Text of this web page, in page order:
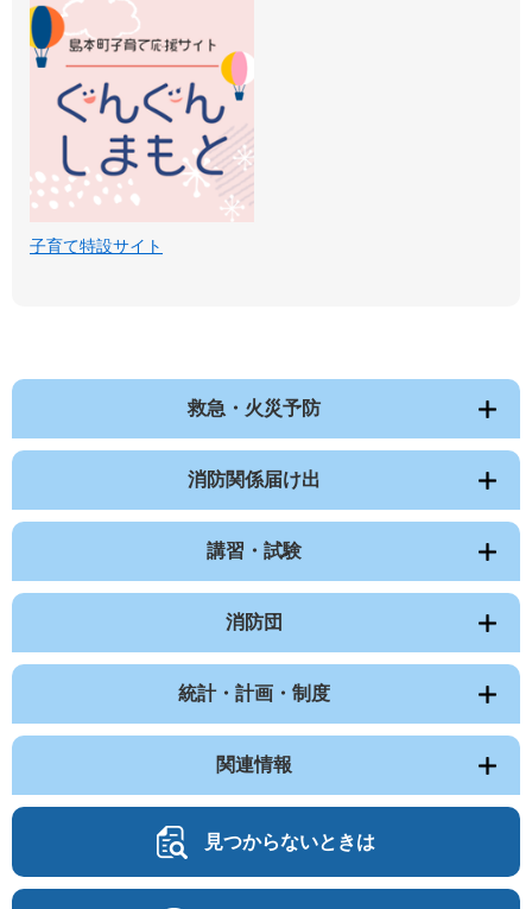
子育て特設サイト
救急・火災予防
消防関係届け出
講習・試験
消防団
統計・計画・制度
関連情報
見つからないときは